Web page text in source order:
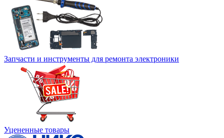
Запчасти и инструменты для ремонта электроники
Уцененные товары